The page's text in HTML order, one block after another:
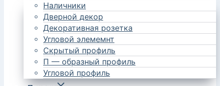
Наличники
Дверной декор
Декоративная розетка
Угловой элемемнт
Скрытый профиль
П — образный профиль
Угловой профиль